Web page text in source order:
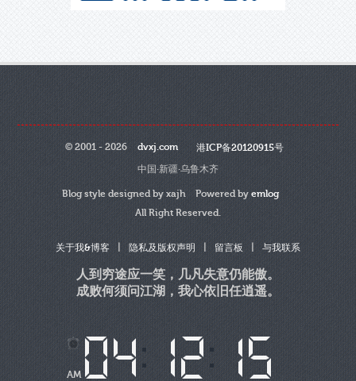
© 2001 - 2026 dvxj.com
港ICP备20120915号
中国·新疆·乌鲁木齐
Blog style designed by xajh Powered by emlog
All Right Reserved.
关于我&博客 | 隐私及版权声明 | 留言板 | 与我联系
人到穷途应一笑，几凡失意仍能傲。
成败何须问江湖，我心依旧任逍遥。
AM